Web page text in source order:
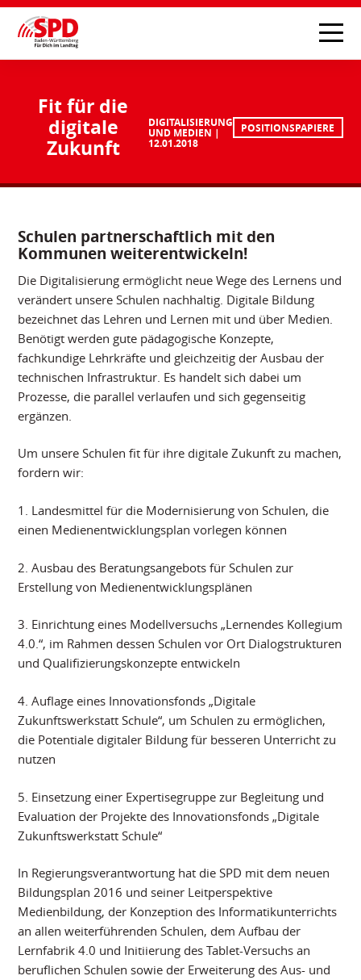
Fit für die
digitale
Zukunft
DIGITALISIERUNG
UND MEDIEN
12.01.2018
POSITIONSPAPIERE
Schulen partnerschaftlich mit den
Kommunen weiterentwickeln!
Die Digitalisierung ermöglicht neue Wege des Lernens und
verändert unsere Schulen nachhaltig. Digitale Bildung
bezeichnet das Lehren und Lernen mit und über Medien.
Benötigt werden gute pädagogische Konzepte,
fachkundige Lehrkräfte und gleichzeitig der Ausbau der
technischen Infrastruktur. Es handelt sich dabei um
Prozesse, die parallel verlaufen und sich gegenseitig
ergänzen.
Um unsere Schulen fit für ihre digitale Zukunft zu machen,
fordern wir:
1. Landesmittel für die Modernisierung von Schulen, die
einen Medienentwicklungsplan vorlegen können
2. Ausbau des Beratungsangebots für Schulen zur
Erstellung von Medienentwicklungsplänen
3. Einrichtung eines Modellversuchs „Lernendes Kollegium
4.0.“, im Rahmen dessen Schulen vor Ort Dialogstrukturen
und Qualifizierungskonzepte entwickeln
4. Auflage eines Innovationsfonds „Digitale
Zukunftswerkstatt Schule“, um Schulen zu ermöglichen,
die Potentiale digitaler Bildung für besseren Unterricht zu
nutzen
5. Einsetzung einer Expertisegruppe zur Begleitung und
Evaluation der Projekte des Innovationsfonds „Digitale
Zukunftswerkstatt Schule“
In Regierungsverantwortung hat die SPD mit dem neuen
Bildungsplan 2016 und seiner Leitperspektive
Medienbildung, der Konzeption des Informatikunterrichts
an allen weiterführenden Schulen, dem Aufbau der
Lernfabrik 4.0 und Initiierung des Tablet-Versuchs an
beruflichen Schulen sowie der Erweiterung des Aus- und